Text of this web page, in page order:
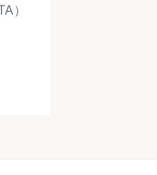
）